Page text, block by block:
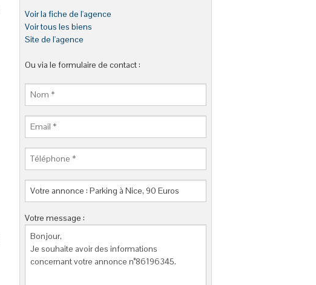
Voir la fiche de l'agence
Voir tous les biens
Site de l'agence
Ou via le formulaire de contact :
Votre message :